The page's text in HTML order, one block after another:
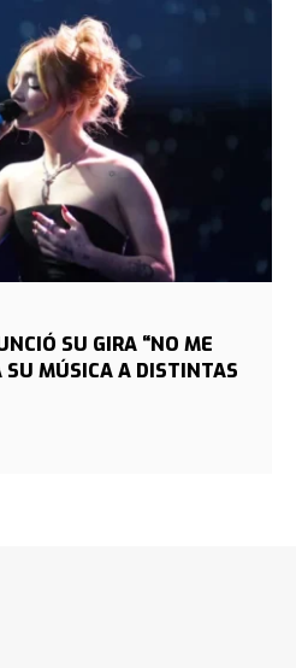
SU GIRA “NO ME
SU MÚSICA A DISTINTAS